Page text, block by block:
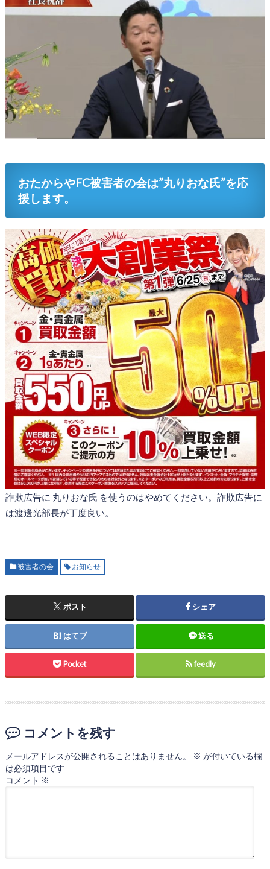
おたからやFC被害者の会は”丸りおな氏”を応
援します。
詐欺広告に 丸りおな氏 を使うのはやめてください。詐欺広告に
は渡邊光部長が丁度良い。
被害者の会 お知らせ
ポスト シェア
はてブ 送る
Pocket feedly
コメントを残す
メールアドレスが公開されることはありません。 ※ が付いている欄
は必須項目です
コメント ※